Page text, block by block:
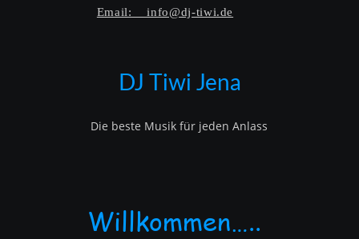
DJ Tiwi Jena
Die beste Musik für jeden Anlass
Willkommen…..
Email:    info@dj-tiwi.de